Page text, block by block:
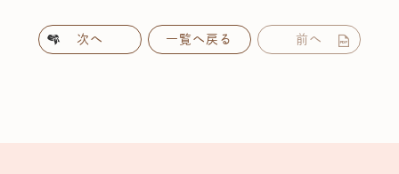
次へ 一覧へ戻る 前へ